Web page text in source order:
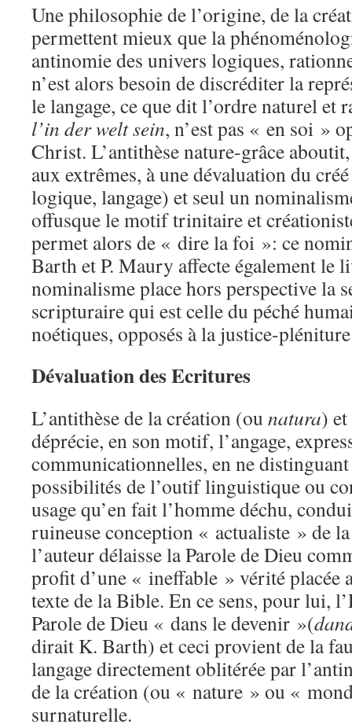
Une philosophie de l’origine, de la
permettent mieux que la
antinomie des univers logiques,
n’est alors besoin de discréditer la
le langage, ce que dit l’ordre naturel et
l’in der welt sein, n’est pas « en soi »
Christ. L’antithèse nature-grâce
aux extrêmes, à une dévaluation du
logique, langage) et seul un
offusque le motif trinitaire et
permet alors de « dire la foi »: ce
Barth et P. Maury affecte également le
nominalisme place hors perspective la
scripturaire qui est celle du péché
noétiques, opposés à la justice-
Dévaluation des Ecritures
L’antithèse de la création (ou natura)
déprécie, en son motif, l’angage,
communicationnelles, en ne
possibilités de l’outif linguistique ou
usage qu’en fait l’homme déchu,
ruineuse conception « actualiste » de
l’auteur délaisse la Parole de Dieu
profit d’une « ineffable » vérité placée
texte de la Bible. En ce sens, pour lui,
Parole de Dieu « dans le devenir »(
dirait K. Barth) et ceci provient de la
langage directement oblitérée par
de la création (ou « nature » ou «
surnaturelle.